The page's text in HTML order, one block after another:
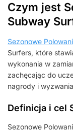
Czym jest
Subway
Sezonowe
Surfers, które
wykonania w
zachęcając do
nagrody i
Definicja i cel
Sezonowe